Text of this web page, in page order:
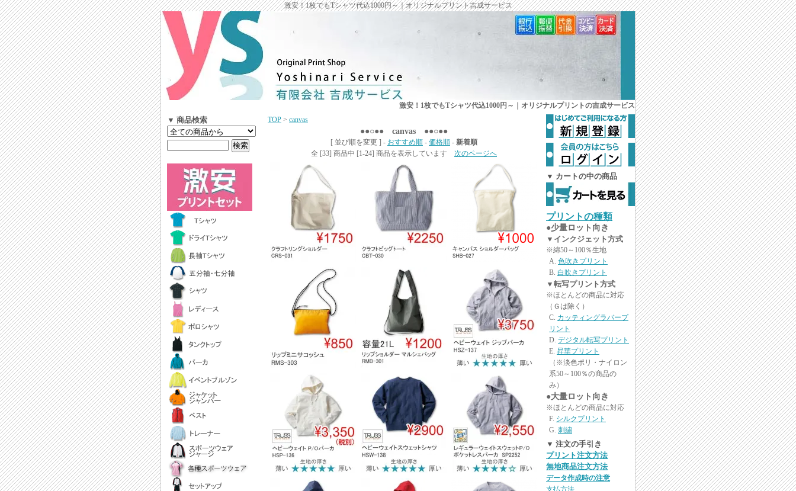
激安！1枚でもTシャツ代込1000円～｜オリジナルプリント吉成サービス
激安！1枚でもTシャツ代込1000円～｜オリジナルプリントの吉成サービス
TOP > canvas
●●○●● canvas ●●○●●
[ 並び順を変更 ] - おすすめ順 - 価格順 - 新着順
全 [33] 商品中 [1-24] 商品を表示しています 次のページへ
▼ 商品検索
▼ カートの中の商品
プリントの種類
●少量ロット向き
▼インクジェット方式
※綿50～100％生地
色吹きプリント
白吹きプリント
▼転写プリント方式
※ほとんどの商品に対応
（Ｇは除く）
カッティングラバープ
リント
デジタル転写プリント
昇華プリント
（※淡色ポリ・ナイロン
系50～100％の商品の
み）
●大量ロット向き
※ほとんどの商品に対応
シルクプリント
刺繍
▼ 注文の手引き
プリント注文方法
無地商品注文方法
データ作成時の注意
支払方法